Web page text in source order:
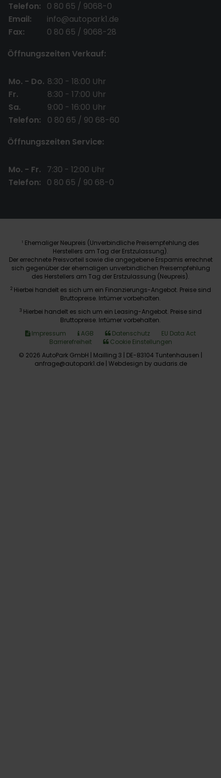
Telefon:
0 80 65 / 9068-0
Email:
info@autopark1.de
Fax:
0 80 65 / 9068-28
Öffnungszeiten Verkauf:
Mo. - Do. 8:30 - 18:00 Uhr
Fr.
8:30 - 17:00 Uhr
Sa.
9:00 - 16:00 Uhr
Telefon:
0 80 65 / 90 68-60
Öffnungszeiten Service:
Mo. - Fr.
7:30 - 12:00 Uhr
Telefon:
0 80 65 / 90 68-0
1 Ehemaliger Neupreis (Unverbindliche Preisempfehlung des
Herstellers am Tag der Erstzulassung).
Der errechnete Preisvorteil sowie die angegebene Ersparnis errechnet
sich gegenüber der ehemaligen unverbindlichen Preisempfehlung
des Herstellers am Tag der Erstzulassung (Neupreis).
2 Hierbei handelt es sich um ein Finanzierungs-Angebot. Preise sind
Bruttopreise. Irrtümer vorbehalten.
3 Hierbei handelt es sich um ein Leasing-Angebot. Preise sind
Bruttopreise. Irrtümer vorbehalten.
Impressum
AGB Datenschutz
EU Data Act
Barrierefreiheit
Cookie Einstellungen
© 2026 AutoPark GmbH | Mailling 3 | DE-83104 Tuntenhausen |
anfrage@autopark1.de | Webdesign by audaris.de